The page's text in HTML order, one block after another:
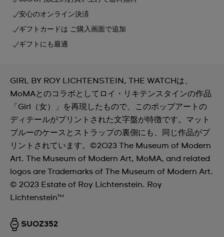
安心のオンライン決済
ギフトカードは ご購入画面で追加
ギフトにも最適
GIRL BY ROY LICHTENSTEIN, THE WATCHは、
MoMAとのコラボとしてロイ・リキテンスタインの作品
「Girl（女）」を再現したもので、このポップアートの
ディテールがプリントされた文字盤が特徴です。マット
ブルーのケースとストラップの裏側にも、同じ作品がプ
リントされています。©2023 The Museum of Modern
Art. The Museum of Modern Art, MoMA, and related
logos are Trademarks of The Museum of Modern Art.
© 2023 Estate of Roy Lichtenstein. Roy
Lichtenstein™
SUOZ352